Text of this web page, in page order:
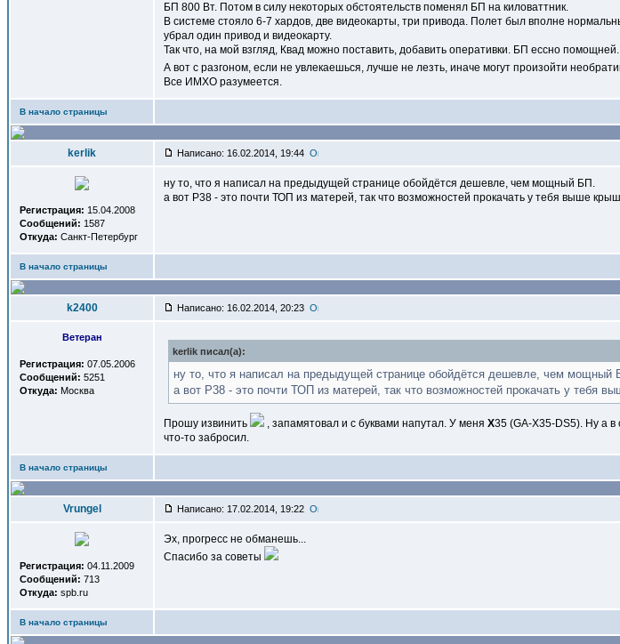
БП 800 Вт. Потом в силу некоторых обстоятельств поменял БП на киловаттник.
В системе стояло 6-7 хардов, две видеокарты, три привода. Полет был вполне
убрал один привод и видеокарту.
Так что, на мой взгляд, Квад можно поставить, добавить оперативки. БП ессно
А вот с разгоном, если не увлекаешься, лучше не лезть, иначе могут произойти
Все ИМХО разумеется.
В начало страницы
kerlik Написано: 16.02.2014, 19:44
Регистрация: 15.04.2008
Сообщений: 1587
Откуда: Санкт-Петербург
ну то, что я написал на предыдущей странице обойдётся дешевле, чем мощный БП.
а вот Р38 - это почти ТОП из матерей, так что возможностей прокачать у тебя выше
В начало страницы
k2400 Написано: 16.02.2014, 20:23
Ветеран
Регистрация: 07.05.2006
Сообщений: 5251
Откуда: Москва
kerlik писал(a):
ну то, что я написал на предыдущей странице обойдётся дешевле, чем мощный
а вот Р38 - это почти ТОП из матерей, так что возможностей прокачать у тебя
Прошу извинить , запамятовал и с буквами напутал. У меня Х35 (GA-X35-DS5). Ну а в
что-то забросил.
В начало страницы
Vrungel Написано: 17.02.2014, 19:22
Регистрация: 04.11.2009
Сообщений: 713
Откуда: spb.ru
Эх, прогресс не обманешь...
Спасибо за советы
В начало страницы